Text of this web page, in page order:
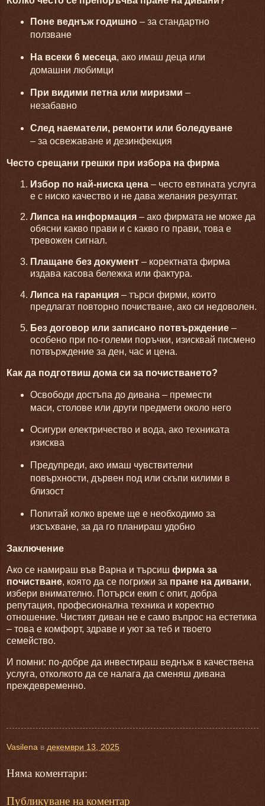
Поне веднъж годишно– за стандартно
ползване
На всеки 6 месеца, ако имаш деца или
домашни любимци
При видими петна или миризми –
незабавно
След наематели, ремонти или боледуване
– за освежаване и дезинфекция
Често срещани грешки при избора на фирма
Избор по най-ниска цена – често евтината услуга
е с ниско качество и не дава желания резултат.
Липса на информация – ако фирмата не може да
обясни какво прави и с какво го прави, това е
тревожен сигнал.
Плащане без документ – коректната фирма
издава касова бележка или фактура.
Липса на гаранция – търси фирми, които
предлагат повторно почистване, ако си недоволен.
Без договор или записано потвърждение –
особено при по-големи поръчки, изисквай писмено
потвърждение за ден, час и цена.
Как да подготвиш дома си за почистването?
Освободи достъпа до дивана – премести
маси, столове или други предмети около него
Осигури електричество и вода, ако техниката
изисква
Предупреди, ако имаш чувствителни
повърхности, дървен под или скъпи килими в
близост
Попитай колко време ще е необходимо за
изсъхване, за да го планираш удобно
Заключение
Ако се намираш във Варна и търсиш фирма за
почистване, която да се погрижи за пране на дивани,
избери внимателно. Потърси екип с опит, добра
репутация, професионална техника и коректно
отношение. Чистият диван не е само въпрос на естетика
– това е комфорт, здраве и уют за теб и твоето
семейство.
И помни: по-добре да инвестираш веднъж в качествена
услуга, отколкото да се налага да сменяш дивана
преждевременно.
Vasilena в декември 13, 2025
Няма коментари:
Публикуване на коментар